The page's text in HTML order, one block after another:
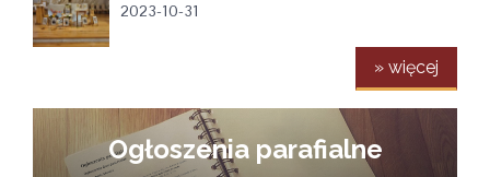
2023-10-31
» więcej
Ogłoszenia parafialne